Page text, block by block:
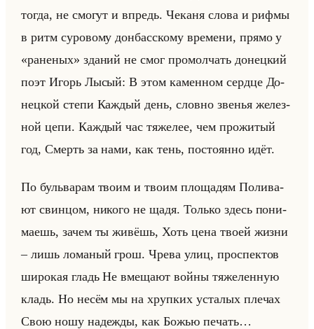
тогда, не смо­гут и впредь. Че­ка­ня слова и рифмы
в ритм су­ро­во­му дон­бас­ско­му вре­ме­ни, прямо у
«раненых» зда­ний не смог про­мол­чать до­нец­кий
поэт Игорь Лысый: В этом ка­мен­ном серд­це До­
нец­кой степи Каж­дый день, слов­но зве­нья же­лез­
ной цепи. Каж­дый час тя­же­лее, чем про­жи­тый
год, Смерть за нами, как тень, по­сто­ян­но идёт.
По бульва­рам твоим и твоим пло­ща­дям По­ли­ва­
ют свин­цом, ни­ко­го не щадя. Только здесь по­ни­
ма­ешь, зачем ты жи­вёшь, Хоть цена твоей жизни
– лишь ло­ма­ный грош. Чрева улиц, про­спек­тов
ши­ро­кая гладь Не вме­ща­ют войны тя­же­лен­ную
кладь. Но несём мы на хруп­ких уста­лых пле­чах
Свою ношу на­деж­ды, как Божью пе­чать…